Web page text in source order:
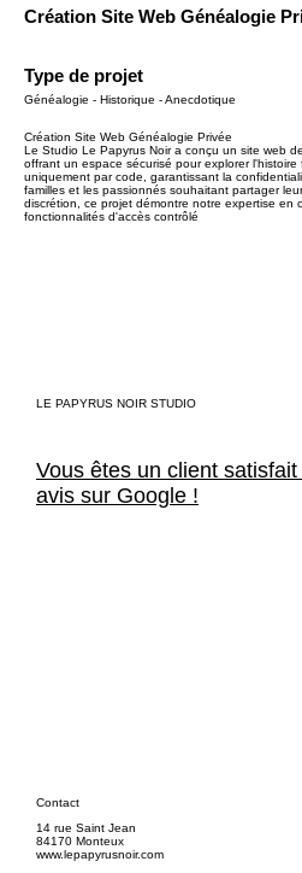
Création Site Web Généalogie
Type de projet
Généalogie - Historique - Anecdotique
Création Site Web Généalogie Privée
Le Studio Le Papyrus Noir a conçu un site web
offrant un espace sécurisé pour explorer l'histoire
uniquement par code, garantissant la
familles et les passionnés souhaitant partager
discrétion, ce projet démontre notre expertise en
fonctionnalités d'accès contrôlé
LE PAPYRUS NOIR STUDIO
Vous êtes un client
avis sur Google !
Contact
14 rue Saint Jean
84170 Monteux
www.lepapyrusnoir.com